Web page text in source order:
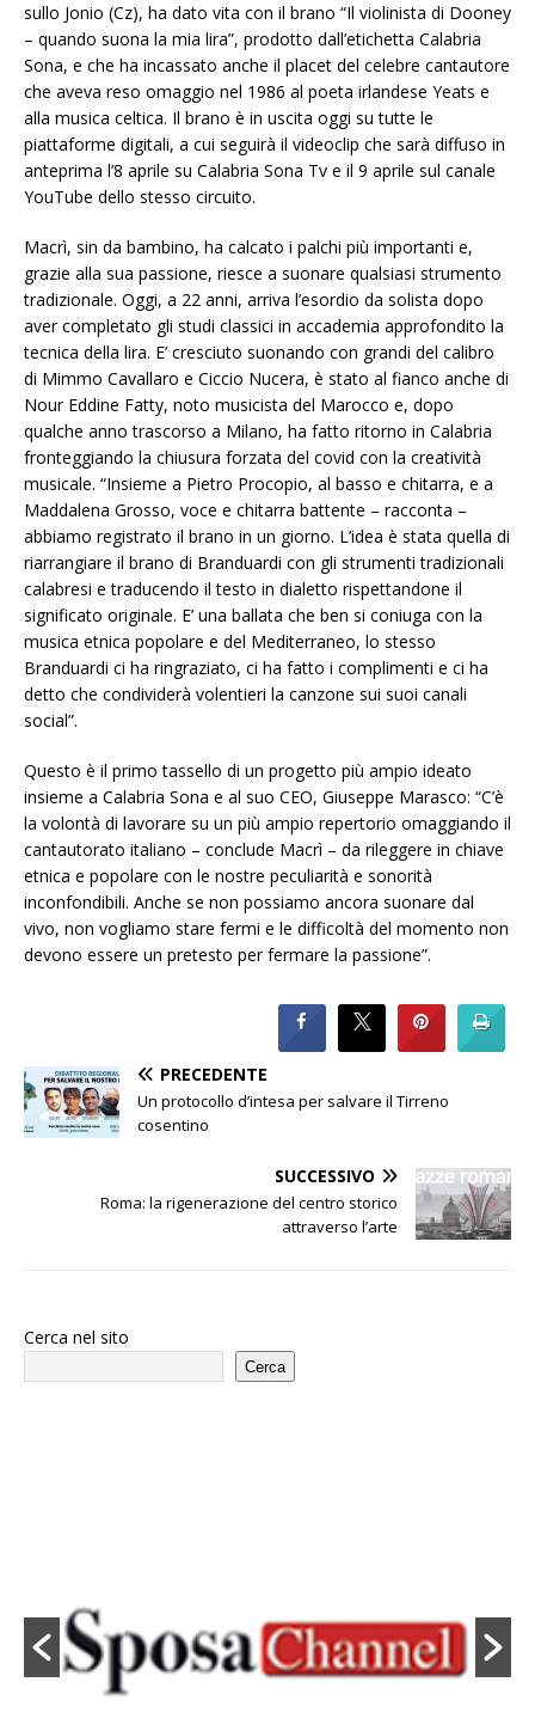
sullo Jonio (Cz), ha dato vita con il brano “Il violinista di Dooney
– quando suona la mia lira”, prodotto dall’etichetta Calabria
Sona, e che ha incassato anche il placet del celebre cantautore
che aveva reso omaggio nel 1986 al poeta irlandese Yeats e
alla musica celtica. Il brano è in uscita oggi su tutte le
piattaforme digitali, a cui seguirà il videoclip che sarà diffuso in
anteprima l’8 aprile su Calabria Sona Tv e il 9 aprile sul canale
YouTube dello stesso circuito.
Macrì, sin da bambino, ha calcato i palchi più importanti e,
grazie alla sua passione, riesce a suonare qualsiasi strumento
tradizionale. Oggi, a 22 anni, arriva l’esordio da solista dopo
aver completato gli studi classici in accademia approfondito la
tecnica della lira. E’ cresciuto suonando con grandi del calibro
di Mimmo Cavallaro e Ciccio Nucera, è stato al fianco anche di
Nour Eddine Fatty, noto musicista del Marocco e, dopo
qualche anno trascorso a Milano, ha fatto ritorno in Calabria
fronteggiando la chiusura forzata del covid con la creatività
musicale. “Insieme a Pietro Procopio, al basso e chitarra, e a
Maddalena Grosso, voce e chitarra battente – racconta –
abbiamo registrato il brano in un giorno. L’idea è stata quella di
riarrangiare il brano di Branduardi con gli strumenti tradizionali
calabresi e traducendo il testo in dialetto rispettandone il
significato originale. E’ una ballata che ben si coniuga con la
musica etnica popolare e del Mediterraneo, lo stesso
Branduardi ci ha ringraziato, ci ha fatto i complimenti e ci ha
detto che condividerà volentieri la canzone sui suoi canali
social”.
Questo è il primo tassello di un progetto più ampio ideato
insieme a Calabria Sona e al suo CEO, Giuseppe Marasco: “C’è
la volontà di lavorare su un più ampio repertorio omaggiando il
cantautorato italiano – conclude Macrì – da rileggere in chiave
etnica e popolare con le nostre peculiarità e sonorità
inconfondibili. Anche se non possiamo ancora suonare dal
vivo, non vogliamo stare fermi e le difficoltà del momento non
devono essere un pretesto per fermare la passione”.
PRECEDENTE
Un protocollo d’intesa per salvare il Tirreno
cosentino
SUCCESSIVO
Roma: la rigenerazione del centro storico
attraverso l’arte
Cerca nel sito
Cerca